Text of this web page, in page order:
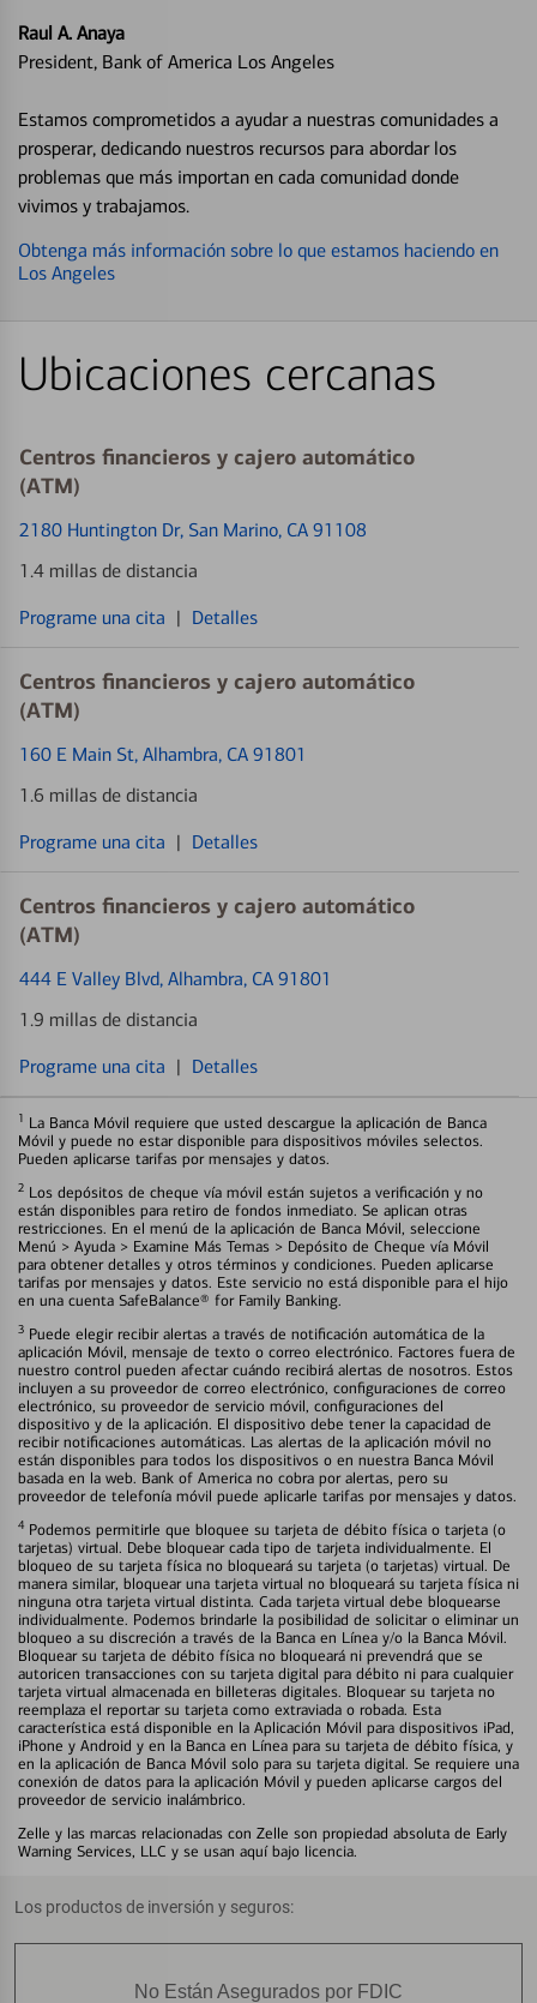
Raul A. Anaya
President, Bank of America Los Angeles
Estamos comprometidos a ayudar a nuestras comunidades a
prosperar, dedicando nuestros recursos para abordar los
problemas que más importan en cada comunidad donde
vivimos y trabajamos.
Obtenga más información sobre lo que estamos haciendo en
Los Angeles
Ubicaciones cercanas
Centros financieros y cajero automático
(ATM)
2180 Huntington Dr, San Marino, CA 91108
1.4 millas de distancia
Programe una cita | Detalles
Centros financieros y cajero automático
(ATM)
160 E Main St, Alhambra, CA 91801
1.6 millas de distancia
Programe una cita | Detalles
Centros financieros y cajero automático
(ATM)
444 E Valley Blvd, Alhambra, CA 91801
1.9 millas de distancia
Programe una cita | Detalles
1 La Banca Móvil requiere que usted descargue la aplicación de Banca
Móvil y puede no estar disponible para dispositivos móviles selectos.
Pueden aplicarse tarifas por mensajes y datos.
2 Los depósitos de cheque vía móvil están sujetos a verificación y no
están disponibles para retiro de fondos inmediato. Se aplican otras
restricciones. En el menú de la aplicación de Banca Móvil, seleccione
Menú > Ayuda > Examine Más Temas > Depósito de Cheque vía Móvil
para obtener detalles y otros términos y condiciones. Pueden aplicarse
tarifas por mensajes y datos. Este servicio no está disponible para el hijo
en una cuenta SafeBalance® for Family Banking.
3 Puede elegir recibir alertas a través de notificación automática de la
aplicación Móvil, mensaje de texto o correo electrónico. Factores fuera de
nuestro control pueden afectar cuándo recibirá alertas de nosotros. Estos
incluyen a su proveedor de correo electrónico, configuraciones de correo
electrónico, su proveedor de servicio móvil, configuraciones del
dispositivo y de la aplicación. El dispositivo debe tener la capacidad de
recibir notificaciones automáticas. Las alertas de la aplicación móvil no
están disponibles para todos los dispositivos o en nuestra Banca Móvil
basada en la web. Bank of America no cobra por alertas, pero su
proveedor de telefonía móvil puede aplicarle tarifas por mensajes y datos.
4 Podemos permitirle que bloquee su tarjeta de débito física o tarjeta (o
tarjetas) virtual. Debe bloquear cada tipo de tarjeta individualmente. El
bloqueo de su tarjeta física no bloqueará su tarjeta (o tarjetas) virtual. De
manera similar, bloquear una tarjeta virtual no bloqueará su tarjeta física ni
ninguna otra tarjeta virtual distinta. Cada tarjeta virtual debe bloquearse
individualmente. Podemos brindarle la posibilidad de solicitar o eliminar un
bloqueo a su discreción a través de la Banca en Línea y/o la Banca Móvil.
Bloquear su tarjeta de débito física no bloqueará ni prevendrá que se
autoricen transacciones con su tarjeta digital para débito ni para cualquier
tarjeta virtual almacenada en billeteras digitales. Bloquear su tarjeta no
reemplaza el reportar su tarjeta como extraviada o robada. Esta
característica está disponible en la Aplicación Móvil para dispositivos iPad,
iPhone y Android y en la Banca en Línea para su tarjeta de débito física, y
en la aplicación de Banca Móvil solo para su tarjeta digital. Se requiere una
conexión de datos para la aplicación Móvil y pueden aplicarse cargos del
proveedor de servicio inalámbrico.
Zelle y las marcas relacionadas con Zelle son propiedad absoluta de Early
Warning Services, LLC y se usan aquí bajo licencia.
Los productos de inversión y seguros:
No Están Asegurados por FDIC